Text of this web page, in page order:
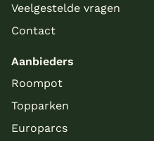
Veelgestelde vragen
Contact
Aanbieders
Roompot
Topparken
Europarcs